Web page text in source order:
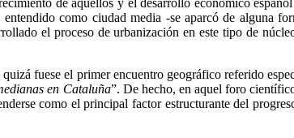
de aquellos y el desarrollo económico
como ciudad media -se aparcó de alguna
el proceso de urbanización en este tipo de
fuese el primer encuentro geográfico referido
en Cataluña”. De hecho, en aquel foro
como el principal factor estructurante del